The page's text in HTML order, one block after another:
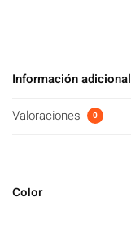
Información adicional
Valoraciones 0
Color